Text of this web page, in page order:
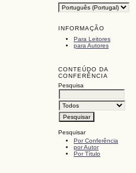
INFORMAÇÃO
Para Leitores
para Autores
CONTEÚDO DA
CONFERÊNCIA
Pesquisa
Pesquisar
Por Conferência
por Autor
Por Título